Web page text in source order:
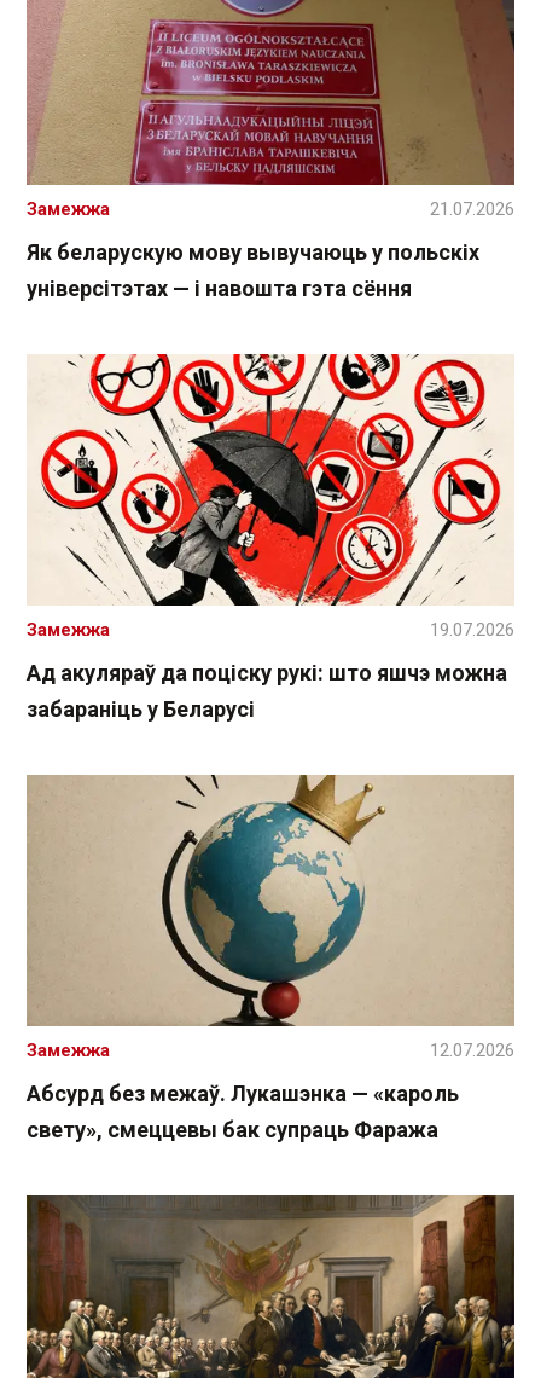
Як беларускую мову вывучаюць у польскіх
універсітэтах — і навошта гэта сёння
Замежжа 21.07.2026
Ад акуляраў да поціску рукі: што яшчэ можна
забараніць у Беларусі
Замежжа 19.07.2026
Абсурд без межаў. Лукашэнка — «кароль
свету», смеццевы бак супраць Фаража
Замежжа 12.07.2026